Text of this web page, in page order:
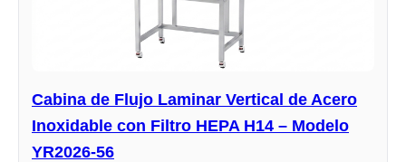
Cabina de Flujo Laminar Vertical de Acero
Inoxidable con Filtro HEPA H14 – Modelo
YR2026-56